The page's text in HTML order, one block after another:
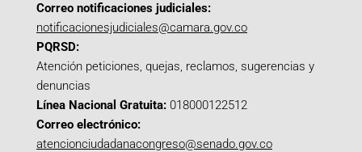
Correo notificaciones judiciales:
notificacionesjudiciales@camara.gov.co
PQRSD:
Atención peticiones, quejas, reclamos, sugerencias y
denuncias
Línea Nacional Gratuita: 018000122512
Correo electrónico:
atencionciudadanacongreso@senado.gov.co